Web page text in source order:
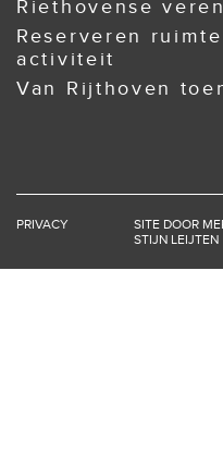
Riethovense
Reserveren
activiteit
Van Rijthoven
PRIVACY SITE DOOR
STIJN LEIJTEN